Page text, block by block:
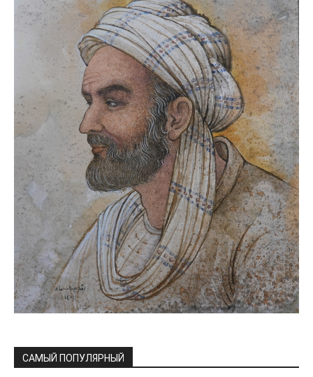
САМЫЙ ПОПУЛЯРНЫЙ